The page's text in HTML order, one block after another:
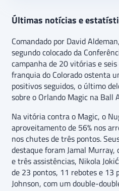
Últimas notícias e
Comandado por David
segundo colocado da
campanha de 20 vitórias e
franquia do Colorado ostenta
positivos seguidos, o último
sobre o Orlando Magic na Ball
Na vitória contra o Magic, o
aproveitamento de 56% nos
nos chutes de três pontos.
destaque foram Jamal
e três assistências, Nikola
de 23 pontos, 11 rebotes e 13
Johnson, com um double-